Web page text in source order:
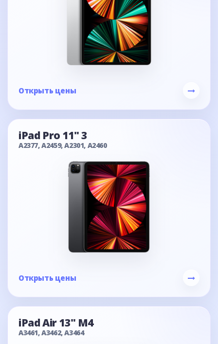
Открыть цены
iPad Pro 11" 3
A2377, A2459, A2301, A2460
Открыть цены
iPad Air 13" M4
A3461, A3462, A3464